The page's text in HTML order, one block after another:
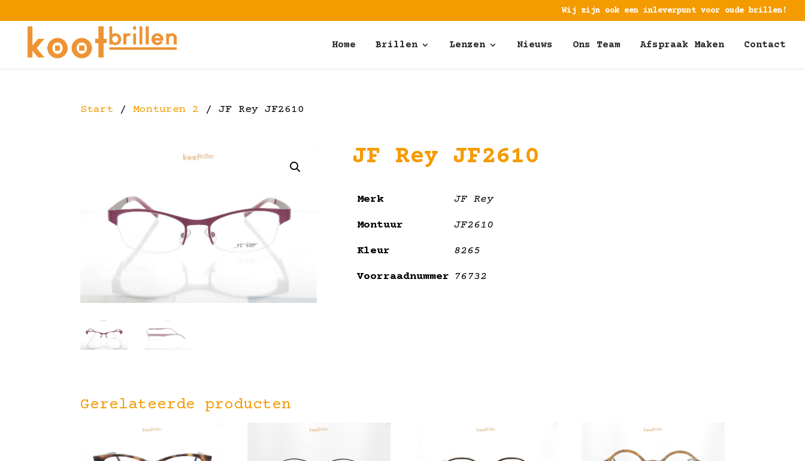
Wij zijn ook een inleverpunt voor oude brillen!
Home Brillen Lenzen Nieuws Ons Team Afspraak Maken Contact
Start /Monturen 2 / JF Rey JF2610
JF Rey JF2610
Merk JF Rey
Montuur JF2610
Kleur 8265
Voorraadnummer 76732
Gerelateerde producten